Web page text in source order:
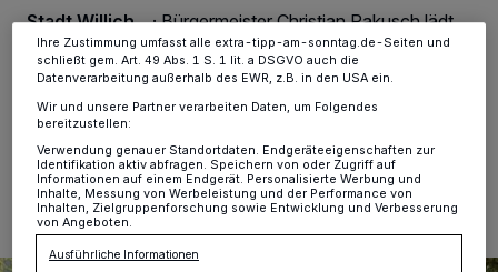
Stadt Willich „·Bürgermeister Christian Pakusch lädt
zu Teilnahme am Volkstrauertag am 19. November in
Neersen ein.
06.11.2023 , 12:11 Uhr Eine Minute Lesezeit
Informationen finden Sie in unserer Datenschutzerklärung.
Ihre Zustimmung umfasst alle extra-tipp-am-sonntag.de-Seiten und
schließt gem. Art. 49 Abs. 1 S. 1 lit. a DSGVO auch die
Datenverarbeitung außerhalb des EWR, z.B. in den USA ein.
Wir und unsere Partner verarbeiten Daten, um Folgendes
bereitzustellen:
Verwendung genauer Standortdaten. Endgeräteeigenschaften zur
Identifikation aktiv abfragen. Speichern von oder Zugriff auf
Informationen auf einem Endgerät. Personalisierte Werbung und
Inhalte, Messung von Werbeleistung und der Performance von
Inhalten, Zielgruppenforschung sowie Entwicklung und Verbesserung
von Angeboten.
Ausführliche Informationen